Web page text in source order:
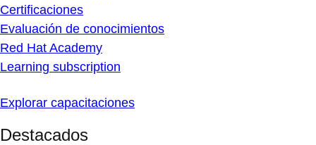
Certificaciones
Evaluación de conocimientos
Red Hat Academy
Learning subscription
Explorar capacitaciones
Destacados